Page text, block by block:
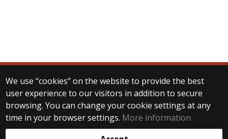
We use “cookies” on the website to provide the best
user experience to our visitors in addition to secure
browsing. You can change your cookie settings at any
time in your browser settings. More information
© 2025 Eötvös Loránd University
All rights reserved.
H-1053 Budapest, Egyetem tér 1–3.
T: +36-1-411-6500
Web development: